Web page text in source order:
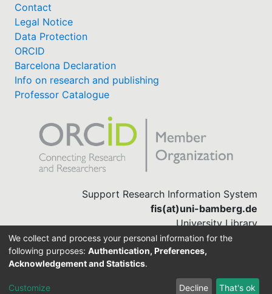
Contact
Legal Notice
Data Protection
ORCID
Barcelona Declaration
Info on research and publishing
Professor Catalogue
Support Research Information System
fis(at)uni-bamberg.de
University Library
(0951) 863-1568
DSpace-CRIS software
We collect and process your personal information for the
following purposes: Authentication, Preferences,
Acknowledgement and Statistics.
Customize Decline That's ok